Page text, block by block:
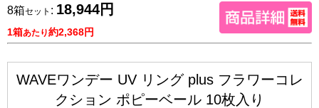
8箱セット : 18,944円
1箱あたり約2,368円
WAVEワンデー UV リング plus フラワーコレ
クション ポピーベール 10枚入り